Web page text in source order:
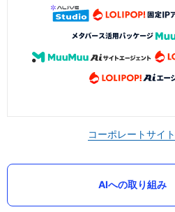
コーポレートサイト
AIへの取り組み